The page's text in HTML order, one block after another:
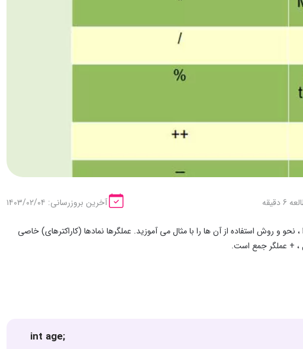
آخرین بروزرسانی: ۱۴۰۳/۰۲/۰۴
و روش استفاده از آن ها را با مثال می آموزید. عملگرها نمادها (کاراکترهای) خاصی
، + عملگر جمع است.
int age;